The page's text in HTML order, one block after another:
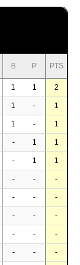
B P PTS
1 1 2
1 - 1
1 - 1
- 1 1
- 1 1
- - -
- - -
- - -
- - -
- - -